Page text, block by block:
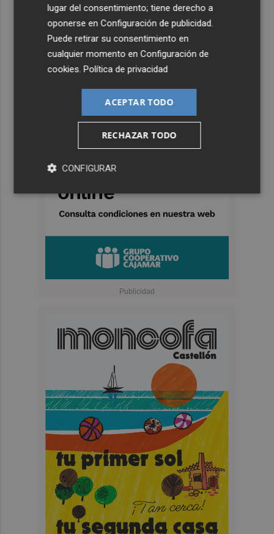
lugar del consentimiento; tiene derecho a
oponerse enConfiguración de publicidad
Puede retirar su consentimiento en
cualquier momento enConfiguración de
cookies .Política de privacidad
ACEPTAR TODO
RECHAZAR TODO
CONFIGURAR